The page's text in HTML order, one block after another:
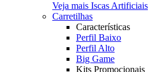
Veja mais Iscas Artificiais
Carretilhas
Características
Perfil Baixo
Perfil Alto
Big Game
Kits Promocionais